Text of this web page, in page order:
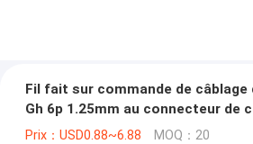
Fil fait sur commande de câblage
Gh 6p 1.25mm au connecteur de
Prix：USD0.88~6.88 MOQ：20